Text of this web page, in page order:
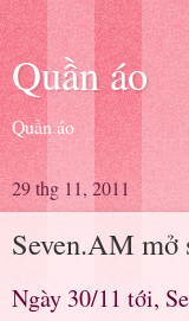
Quần áo
Quần áo
29 thg 11, 2011
Seven.AM
Ngày 30/11 tới,